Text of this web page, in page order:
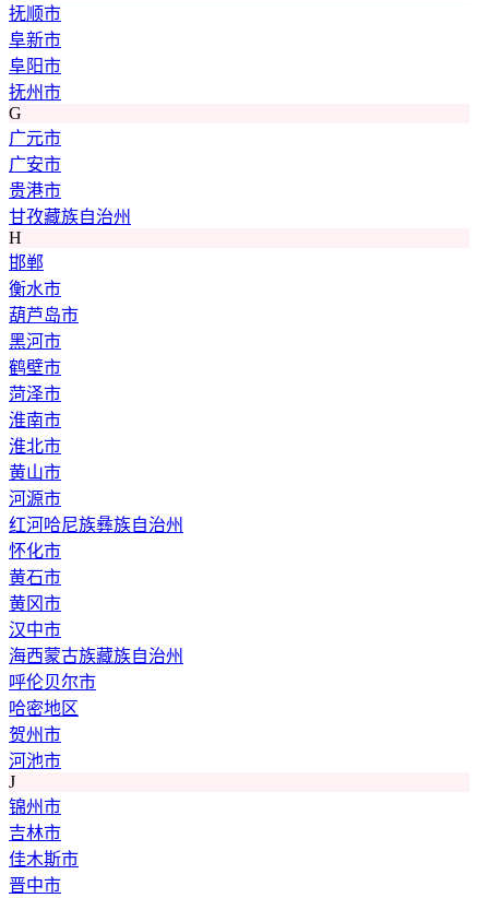
抚顺市
阜新市
阜阳市
抚州市
G
广元市
广安市
贵港市
甘孜藏族自治州
H
邯郸
衡水市
葫芦岛市
黑河市
鹤壁市
菏泽市
淮南市
淮北市
黄山市
河源市
红河哈尼族彝族自治州
怀化市
黄石市
黄冈市
汉中市
海西蒙古族藏族自治州
呼伦贝尔市
哈密地区
贺州市
河池市
J
锦州市
吉林市
佳木斯市
晋中市